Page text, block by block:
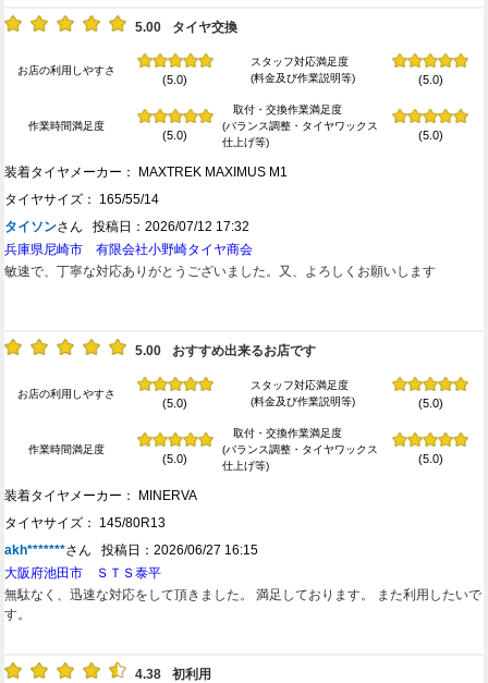
5.00 タイヤ交換
お店の利用しやすさ
(5.0)
スタッフ対応満足度
(料金及び作業説明等)
(5.0)
作業時間満足度
(5.0)
取付・交換作業満足度
(バランス調整・タイヤワックス
仕上げ等)
(5.0)
装着タイヤメーカー： MAXTREK MAXIMUS M1
タイヤサイズ： 165/55/14
タイソンさん 投稿日：2026/07/12 17:32
兵庫県尼崎市 有限会社小野崎タイヤ商会
敏速で、丁寧な対応ありがとうございました。又、よろしくお願いします
5.00 おすすめ出来るお店です
お店の利用しやすさ
(5.0)
スタッフ対応満足度
(料金及び作業説明等)
(5.0)
作業時間満足度
(5.0)
取付・交換作業満足度
(バランス調整・タイヤワックス
仕上げ等)
(5.0)
装着タイヤメーカー： MINERVA
タイヤサイズ： 145/80R13
akh*******さん 投稿日：2026/06/27 16:15
大阪府池田市 ＳＴＳ泰平
無駄なく、迅速な対応をして頂きました。 満足しております。 また利用したいで
す。
4.38 初利用